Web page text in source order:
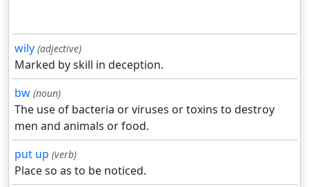
wily (adjective)
Marked by skill in deception.
bw (noun)
The use of bacteria or viruses or toxins to destroy
men and animals or food.
put up (verb)
Place so as to be noticed.